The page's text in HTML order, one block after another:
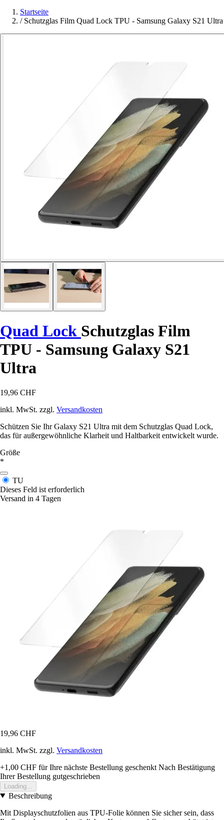
Startseite
/ Schutzglas Film Quad Lock TPU - Samsung Galaxy S21 Ultra
Quad Lock Schutzglas Film
TPU - Samsung Galaxy S21
Ultra
19,96 CHF
inkl. MwSt. zzgl. Versandkosten
Schützen Sie Ihr Galaxy S21 Ultra mit dem Schutzglas Quad Lock,
das für außergewöhnliche Klarheit und Haltbarkeit entwickelt wurde.
Größe
*
TU
Dieses Feld ist erforderlich
Versand in 4 Tagen
19,96 CHF
inkl. MwSt. zzgl. Versandkosten
+1,00 CHF für Ihre nächste Bestellung geschenkt Nach Bestätigung
Ihrer Bestellung gutgeschrieben
Loading...
Beschreibung
Mit Displayschutzfolien aus TPU-Folie können Sie sicher sein, dass